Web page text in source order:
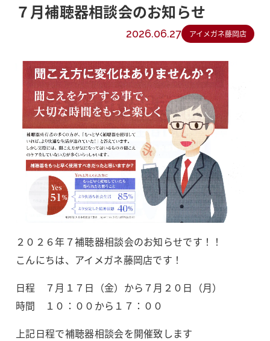
７月補聴器相談会のお知らせ
2026.06.27 アイメガネ藤岡店
２０２６年７補聴器相談会のお知らせです！！
こんにちは、アイメガネ藤岡店です！
日程 ７月１７日（金）から７月２０日（月）
時間 １０：００から１７：００
上記日程で補聴器相談会を開催致します